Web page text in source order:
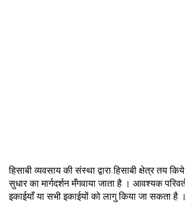
हिसाबी व्यवसाय की संस्था द्वारा हिसाबी क्षेत्र
सुधार का मार्गदर्शन मँगवाया जाता है । आवश्यक
इकाईयाँ या सभी इकाईयों को लागु किया जा सकता है